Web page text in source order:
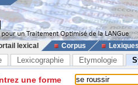
lexical Corpus
Lexicographie Etymologie
une forme